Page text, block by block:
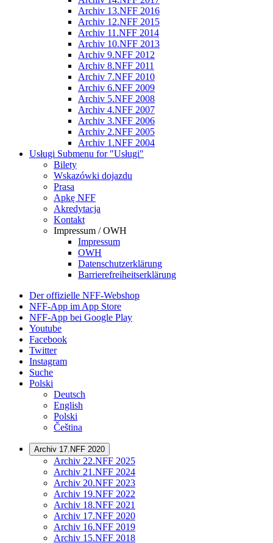
Archiv 13.NFF 2016
Archiv 12.NFF 2015
Archiv 11.NFF 2014
Archiv 10.NFF 2013
Archiv 9.NFF 2012
Archiv 8.NFF 2011
Archiv 7.NFF 2010
Archiv 6.NFF 2009
Archiv 5.NFF 2008
Archiv 4.NFF 2007
Archiv 3.NFF 2006
Archiv 2.NFF 2005
Archiv 1.NFF 2004
Usługi Submenu for "Usługi"
Bilety
Wskazówki dojazdu
Prasa
Apkę NFF
Akredytacja
Kontakt
Impressum / OWH
Impressum
OWH
Datenschutzerklärung
Barrierefreiheitserklärung
Der offizielle NFF-Webshop
NFF-App im App Store
NFF-App bei Google Play
Youtube
Facebook
Twitter
Instagram
Suche
Polski
Deutsch
English
Polski
Čeština
Archiv 17.NFF 2020
Archiv 22.NFF 2025
Archiv 21.NFF 2024
Archiv 20.NFF 2023
Archiv 19.NFF 2022
Archiv 18.NFF 2021
Archiv 17.NFF 2020
Archiv 16.NFF 2019
Archiv 15.NFF 2018